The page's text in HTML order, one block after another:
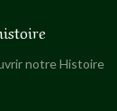
notre Histoire